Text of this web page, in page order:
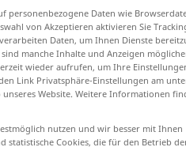
cantar
personenbezogene Daten wie
von Akzeptieren aktivieren Sie
Daten, um Ihnen Dienste
manche Inhalte und Anzeigen
wieder aufrufen, um Ihre
Link Privatsphäre-Einstellungen am
Website. Weitere Informationen
nutzen und wir besser mit Ihnen
Cookies, die für den Betrieb